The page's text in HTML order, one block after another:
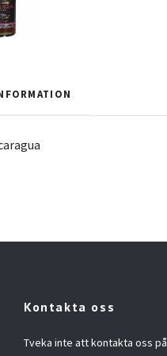
Kontakta oss
Tveka inte att kontakta oss på